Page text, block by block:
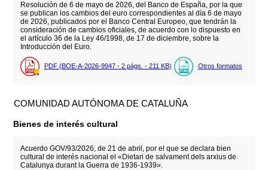
Resolución de 6 de mayo de 2026, del Banco de España, por la que
se publican los cambios del euro correspondientes al día 6 de mayo
de 2026, publicados por el Banco Central Europeo, que tendrán la
consideración de cambios oficiales, de acuerdo con lo dispuesto en
el artículo 36 de la Ley 46/1998, de 17 de diciembre, sobre la
Introducción del Euro.
PDF (BOE-A-2026-9947 - 2 págs. - 211 KB) Otros formatos
COMUNIDAD AUTÓNOMA DE CATALUÑA
Bienes de interés cultural
Acuerdo GOV/93/2026, de 21 de abril, por el que se declara bien
cultural de interés nacional el «Dietari de salvament dels arxius de
Catalunya durant la Guerra de 1936-1939».